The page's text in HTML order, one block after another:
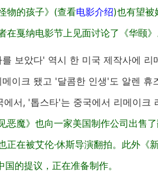
物的孩子》(查看电影介绍)也有望被
在戛纳电影节上见面讨论了《华颐》
보았다' 역시 한 미국 제작사에
이크 됐고 '달콤한 인생'도 알렌
서, '톱스타'는 중국에서 리메이크
恶魔》也向一家美国制作公司出售
正在被艾伦·休斯导演翻拍。此外《
的提议，正在准备制作。